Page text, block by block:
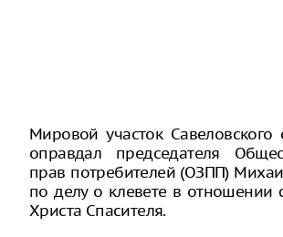
Мировой участок
оправдал председателя
прав потребителей (ОЗПП)
по делу о клевете в отношении
Христа Спасителя.